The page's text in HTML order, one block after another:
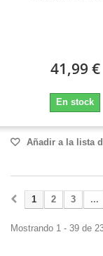
41,99 €
En stock
Añadir a la lista
1 2 3 ...
Mostrando 1 - 39 de